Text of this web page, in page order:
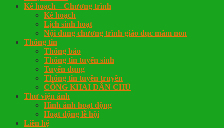
Kế hoạch – Chương trình
Kế hoạch
Lịch sinh hoạt
Nội dung chương trình giáo dục mầm non
Thông tin
Thông báo
Thông tin tuyển sinh
Tuyển dụng
Thông tin tuyên truyền
CÔNG KHAI DÂN CHỦ
Thư viện ảnh
Hình ảnh hoạt động
Hoạt động lễ hội
Liên hệ